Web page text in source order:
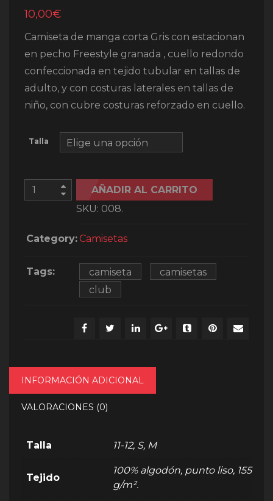
10,00€
Camiseta de manga corta Gris con estacionan
en pecho Freestyle granada , cuello redondo
confeccionada en tejido tubular en tallas de
adulto, y con costuras laterales en tallas de
niño, con cubre costuras reforzado en cuello.
Talla
AÑADIR AL CARRITO
SKU: 008.
Category:Camisetas
Tags: camiseta
camisetas
club
INFORMACIÓN ADICIONAL
VALORACIONES (0)
Talla 11-12, S, M
Tejido
100% algodón, punto liso, 155
g/m².